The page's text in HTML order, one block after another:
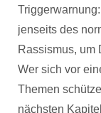
jenseits des
Rassismus, um
Wer sich vor
Themen
nächsten